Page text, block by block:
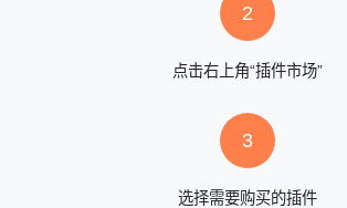
2
点击右上角“插件市场”
3
选择需要购买的插件